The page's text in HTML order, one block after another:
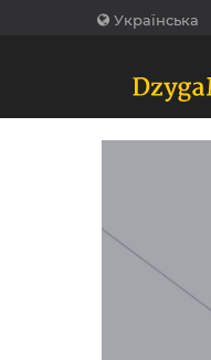
Українська